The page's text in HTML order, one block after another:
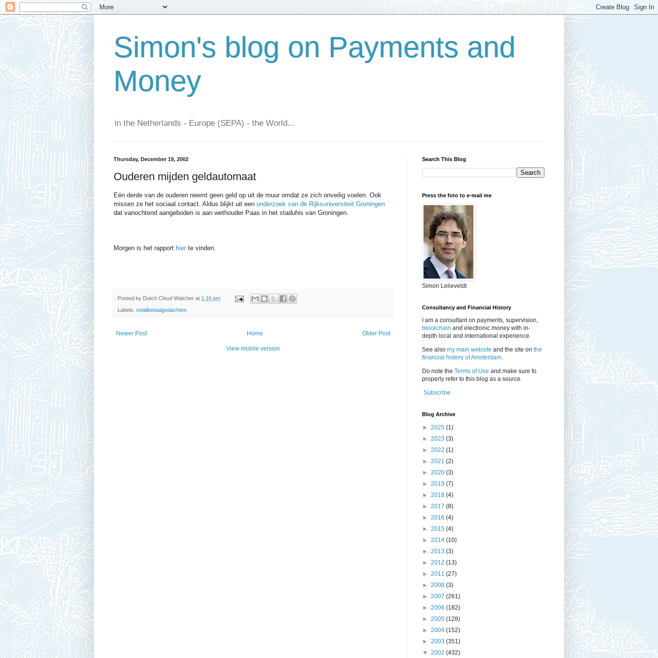
Simon's blog on Payments and
Money
in the Netherlands - Europe (SEPA) - the World...
Thursday, December 19, 2002
Ouderen mijden geldautomaat
Eén derde van de ouderen neemt geen geld op uit de muur omdat ze zich onveilig voelen. Ook
missen ze het sociaal contact. Aldus blijkt uit een onderzoek van de Rijksuniversiteit Groningen
dat vanochtend aangeboden is aan wethouder Paas in het staduhis van Groningen.
Morgen is het rapport hier te vinden.
Posted by Dutch Cloud Watcher at 1:16 pm
Labels: retailbetaalgedachten
Newer Post Older Post
Home
View mobile version
Search This Blog
Press the foto to e-mail me
Simon Lelieveldt
Consultancy and Financial History
I am a consultant on payments, supervision,
blockchain and electronic money with in-
depth local and international experience.
See also my main website and the site on the
financial history of Amsterdam.
Do note the Terms of Use and make sure to
properly refer to this blog as a source.
Subscribe
Blog Archive
► 2025 (1)
► 2023 (3)
► 2022 (1)
► 2021 (2)
► 2020 (3)
► 2019 (7)
► 2018 (4)
► 2017 (8)
► 2016 (4)
► 2015 (4)
► 2014 (10)
► 2013 (3)
► 2012 (13)
► 2011 (27)
► 2008 (3)
► 2007 (261)
► 2006 (182)
► 2005 (128)
► 2004 (152)
► 2003 (351)
▼ 2002 (432)